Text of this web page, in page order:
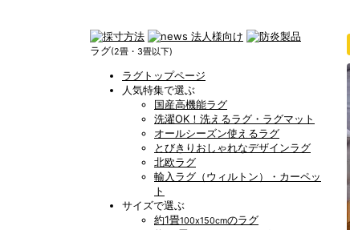
ラグ(2畳・3畳以下)
ラグトップページ
人気特集で選ぶ
国産高機能ラグ
洗濯OK！洗えるラグ・ラグマット
オールシーズン使えるラグ
とびきりおしゃれなデザインラグ
北欧ラグ
輸入ラグ（ウィルトン）・カーペッ
ト
サイズで選ぶ
約1畳100x150cmのラグ